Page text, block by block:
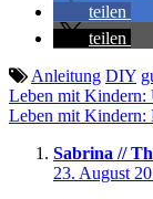
teilen
teilen
Anleitung DIY
Leben mit Kindern:
Leben mit Kindern:
Sabrina //
23. August